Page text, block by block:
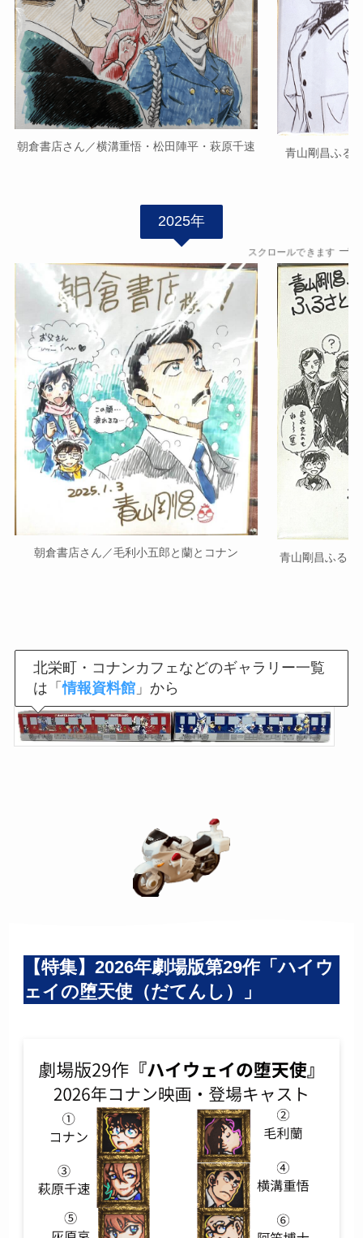
朝倉書店さん／横溝重悟・松田陣平・萩原千速
青山剛昌ふる
2025年
スクロールできます
朝倉書店さん／毛利小五郎と蘭とコナン 青山剛昌ふるさ
北栄町・コナンカフェなどのギャラリー一覧
は「情報資料館 」から
【特集】2026年劇場版第29作「ハイウ
ェイの堕天使（だてんし）」